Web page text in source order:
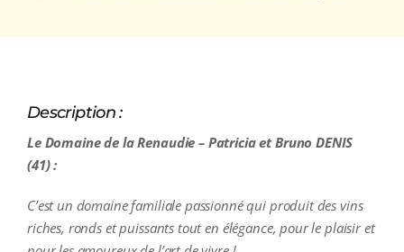
Description :
Le Domaine de la Renaudie – Patricia et Bruno DENIS
(41) :
C’est un domaine familiale passionné qui produit des vins
riches, ronds et puissants tout en élégance, pour le plaisir et